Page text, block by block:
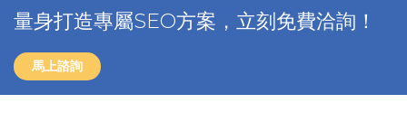
量身打造專屬SEO方案，立刻免費洽詢！
馬上諮詢